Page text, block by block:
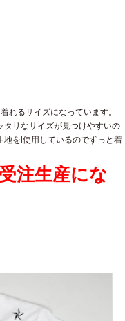
れるサイズになっています。
タリなサイズが見つけやすいの
をl使用しているのでずっと着
注生産にな